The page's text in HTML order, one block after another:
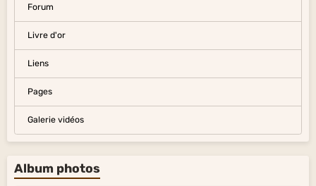
Forum
Livre d'or
Liens
Pages
Galerie vidéos
Album photos